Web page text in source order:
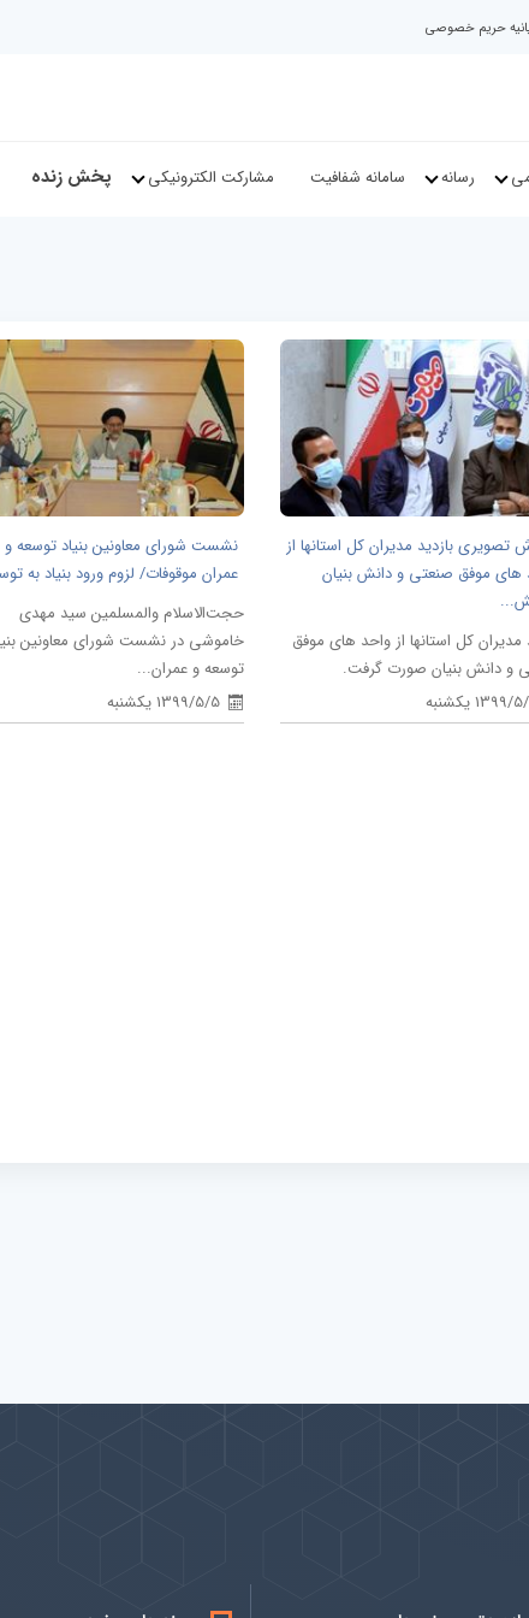
حریم خصوصی
رسانه سامانه شفافیت مشارکت الکترونیکی پخش زنده
تصویری بازدید مدیران کل استانها از
های موفق صنعتی و دانش بنیان
مدیران کل استانها از واحد های موفق
و دانش بنیان صورت گرفت.
5/5 یکشنبه
نشست شورای معاونین بنیاد توسعه و
عمران موقوفات/ لزوم ورود بنیاد به
حجت‌الاسلام والمسلمین سید مهدی
خاموشی در نشست شورای معاونین
توسعه و عمران...
1399/5/5 یکشنبه